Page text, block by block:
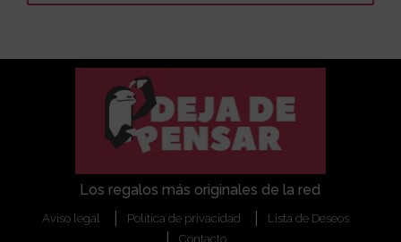
Los regalos más originales de la red
Aviso legal Política de privacidad
Lista de Deseos
Contacto